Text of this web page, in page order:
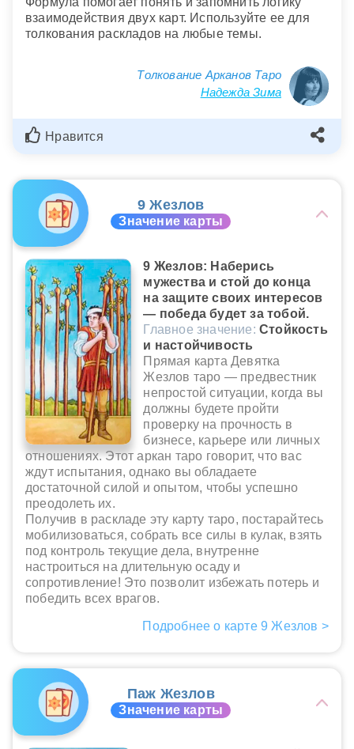
взаимодействия двух карт. Используйте ее для
толкования раскладов на любые темы.
Толкование Арканов Таро
Надежда Зима
Нравится
9 Жезлов
Значение карты
9 Жезлов: Наберись
мужества и стой до конца
на защите своих интересов
— победа будет за тобой.
Главное значение: Стойкость
и настойчивость
Прямая карта Девятка
Жезлов таро — предвестник
непростой ситуации, когда вы
должны будете пройти
проверку на прочность в
бизнесе, карьере или личных
отношениях. Этот аркан таро говорит, что вас
ждут испытания, однако вы обладаете
достаточной силой и опытом, чтобы успешно
преодолеть их.
Получив в раскладе эту карту таро, постарайтесь
мобилизоваться, собрать все силы в кулак, взять
под контроль текущие дела, внутренне
настроиться на длительную осаду и
сопротивление! Это позволит избежать потерь и
победить всех врагов.
Подробнее о карте 9 Жезлов >
Паж Жезлов
Значение карты